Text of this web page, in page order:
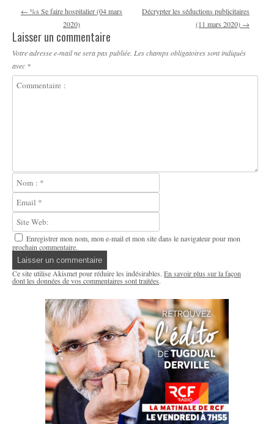
Navigation des articles
← %s Se faire hospitalier (04 mars
2020)
Décrypter les séductions publicitaires
(11 mars 2020) →
Laisser un commentaire
Votre adresse e-mail ne sera pas publiée. Les champs obligatoires sont indiqués
avec *
Enregistrer mon nom, mon e-mail et mon site dans le navigateur pour mon
prochain commentaire.
Ce site utilise Akismet pour réduire les indésirables. En savoir plus sur la façon
dont les données de vos commentaires sont traitées.